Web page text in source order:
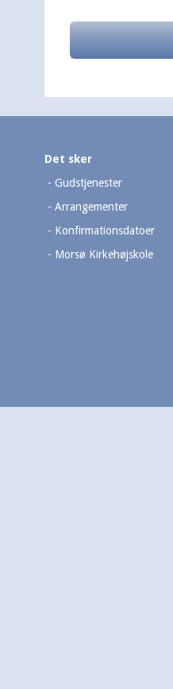
Det sker
Gudstjenester
Arrangementer
Konfirmationsdatoer
Morsø Kirkehøjskole